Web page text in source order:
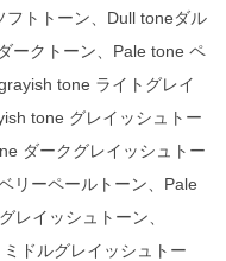
フトトーン、Dull toneダル
ークトーン、Pale tone ペ
tone ライトグレイ
tone グレイッシュトー
ダークグレイッシュトー
リーペールトーン、Pale
レイッシュトーン、
ドルグレイッシュトー